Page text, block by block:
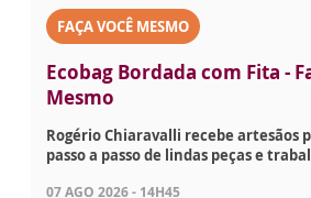
FAÇA VOCÊ MESMO
Ecobag Bordada com Fita -
Mesmo
Rogério Chiaravalli recebe artesãos
passo a passo de lindas peças e
07 AGO 2026 - 14H45